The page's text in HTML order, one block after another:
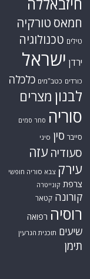
חמאס טורקיה
טילים טכנולוגיה
ירדן ישראל
כורדים כטב"מים כלכלה
לבנון מצרים
סוריה סחר סמים
סייבר סין סיני
סעודיה עזה
עירק צבא סוריה חופשי
צרפת קונייטרה
קורונה קטאר
רוסיה רפואה
שיעים תוכנית הגרעין
תימן